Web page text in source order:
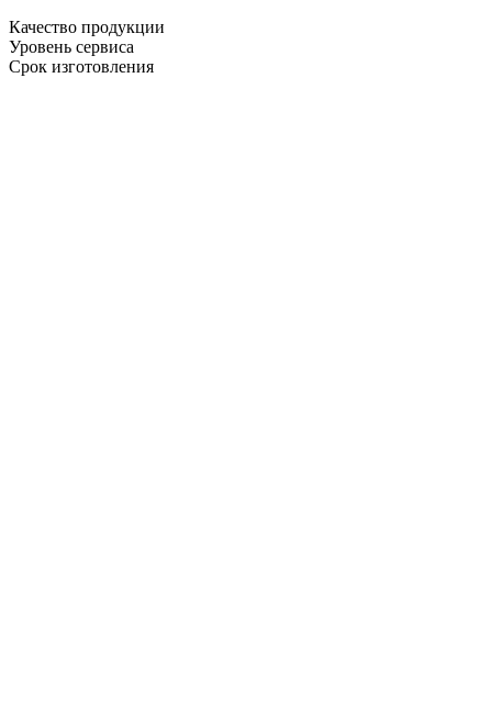
Качество продукции
Уровень сервиса
Срок изготовления